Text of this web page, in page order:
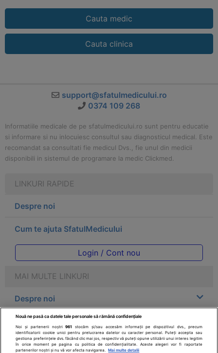
Cauta medic
Cauta clinica
support@sfatulmedicului.ro
0374 109 268
Informatiile medicale de pe sfatulmedicului.ro sunt pentru educatie
si informare si nu inlocuiesc consultul sau diagnosticul medical. Este
recomandat sa consultati fie medicul Dvs., fie unul din medicii
disponibili in sistemul de programare la medic Clickmed.
LINKURI RAPIDE
Despre noi
Cum te ajuta SfatulMedicului
Login / Cont nou
MAI MULTE LINKURI
Despre noi
Legal
Drepturile consumatorului
Nouă ne pasă ca datele tale personale să rămână confidențiale
Noi și partenerii noștri961
stocăm și/sau accesăm informații pe dispozitivul dvs., precum
identificatorii cookie unici pentru prelucrarea datelor cu caracter personal. Puteți accepta sau
gestiona preferințele dvs. făcând clic mai jos, respectiv vă puteți opune utilizării unui interes legitim
în orice moment pe pagina cu politica de confidențialitate. Aceste alegeri vor fi raportate
partenerilor noștri și nu vă vor afecta navigarea.
Mai multe detalii